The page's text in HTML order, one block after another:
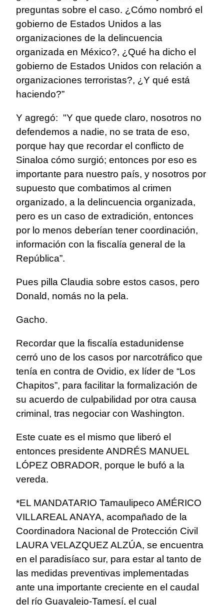
preguntas sobre el caso. ¿Cómo nombró el
gobierno de Estados Unidos a las
organizaciones de la delincuencia
organizada en México?, ¿Qué ha dicho el
gobierno de Estados Unidos con relación a
organizaciones terroristas?, ¿Y qué está
haciendo?”
Y agregó: "Y que quede claro, nosotros no
defendemos a nadie, no se trata de eso,
porque hay que recordar el conflicto de
Sinaloa cómo surgió; entonces por eso es
importante para nuestro país, y nosotros por
supuesto que combatimos al crimen
organizado, a la delincuencia organizada,
pero es un caso de extradición, entonces
por lo menos deberían tener coordinación,
información con la fiscalía general de la
República”.
Pues pilla Claudia sobre estos casos, pero
Donald, nomás no la pela.
Gacho.
Recordar que la fiscalía estadunidense
cerró uno de los casos por narcotráfico que
tenía en contra de Ovidio, ex líder de “Los
Chapitos”, para facilitar la formalización de
su acuerdo de culpabilidad por otra causa
criminal, tras negociar con Washington.
Este cuate es el mismo que liberó el
entonces presidente ANDRÉS MANUEL
LÓPEZ OBRADOR, porque le bufó a la
vereda.
*EL MANDATARIO Tamaulipeco AMÉRICO
VILLAREAL ANAYA, acompañado de la
Coordinadora Nacional de Protección Civil
LAURA VELAZQUEZ ALZÚA, se encuentra
en el paradisíaco sur, para estar al tanto de
las medidas preventivas implementadas
ante una importante creciente en el caudal
del río Guayalejo-Tamesí, el cual